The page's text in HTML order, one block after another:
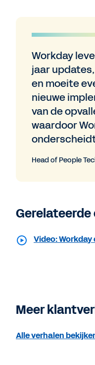
Workday
jaar
en moeite
nieuwe
van de
waardoor
Head of People
Video: Workday
Meer
Alle verhalen